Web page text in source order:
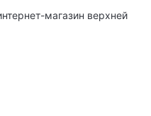
магазин верхней